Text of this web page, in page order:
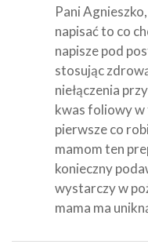
Pani
napisać to co
napisze pod
stosując
niełączenia
kwas foliowy w
pierwsze co
mamom ten
konieczny
wystarczy w
mama ma